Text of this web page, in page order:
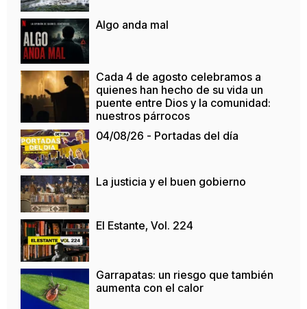
Algo anda mal
Cada 4 de agosto celebramos a
quienes han hecho de su vida un
puente entre Dios y la comunidad:
nuestros párrocos
04/08/26 - Portadas del día
La justicia y el buen gobierno
El Estante, Vol. 224
Garrapatas: un riesgo que también
aumenta con el calor